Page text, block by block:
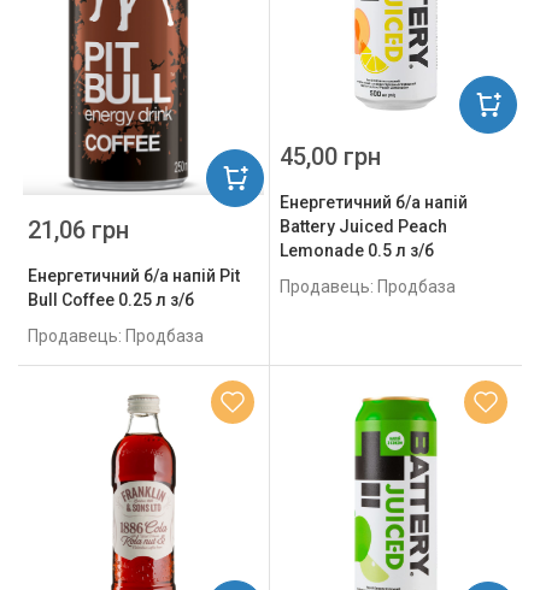
Енергетичний б/а напій Pit
Bull Coffee 0.25 л з/б
Продавець: Продбаза
21,06 грн
Енергетичний б/а напій
Battery Juiced Peach
Lemonade 0.5 л з/б
Продавець: Продбаза
45,00 грн